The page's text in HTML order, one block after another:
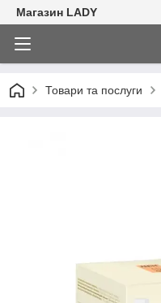
Магазин LADY
Товари та послуги